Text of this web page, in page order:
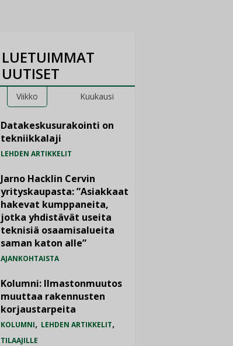
LUETUIMMAT
UUTISET
Viikko Kuukausi
Datakeskusurakointi on
tekniikkalaji
LEHDEN ARTIKKELIT
Jarno Hacklin Cervin
yrityskaupasta: ”Asiakkaat
hakevat kumppaneita,
jotka yhdistävät useita
teknisiä osaamisalueita
saman katon alle”
AJANKOHTAISTA
Kolumni: Ilmastonmuutos
muuttaa rakennusten
korjaustarpeita
KOLUMNI, LEHDEN ARTIKKELIT,
TILAAJILLE